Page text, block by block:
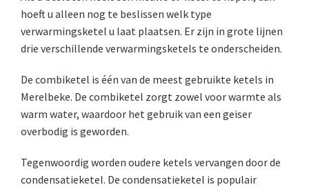
hoeft u alleen nog te beslissen welk type
verwarmingsketel u laat plaatsen. Er zijn in grote lijnen
drie verschillende verwarmingsketels te onderscheiden.
De combiketel is één van de meest gebruikte ketels in
Merelbeke. De combiketel zorgt zowel voor warmte als
warm water, waardoor het gebruik van een geiser
overbodig is geworden.
Tegenwoordig worden oudere ketels vervangen door de
condensatieketel. De condensatieketel is populair